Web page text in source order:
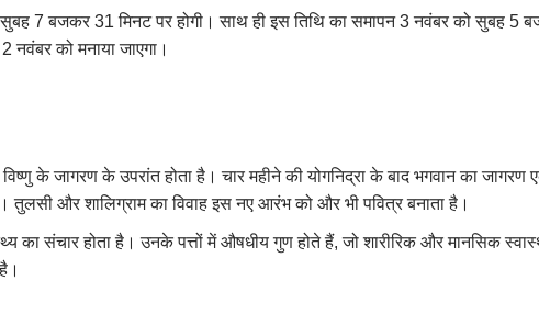
7 बजकर 31 मिनट पर होगी। साथ ही इस तिथि का समापन 3 नवंबर को सुबह 5
नवंबर को मनाया जाएगा।
के जागरण के उपरांत होता है। चार महीने की योगनिद्रा के बाद भगवान का
तुलसी और शालिग्राम का विवाह इस नए आरंभ को और भी पवित्र बनाता है।
का संचार होता है। उनके पत्तों में औषधीय गुण होते हैं, जो शारीरिक और मानसिक